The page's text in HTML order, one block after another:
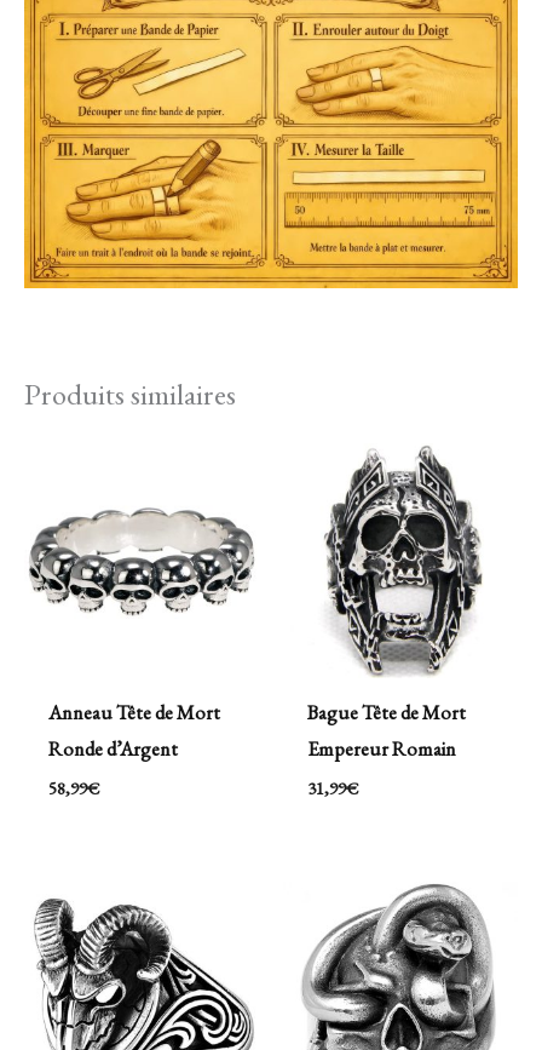
Produits similaires
Anneau Tête de Mort
Ronde d’Argent
58,99€
Bague Tête de Mort
Empereur Romain
31,99€